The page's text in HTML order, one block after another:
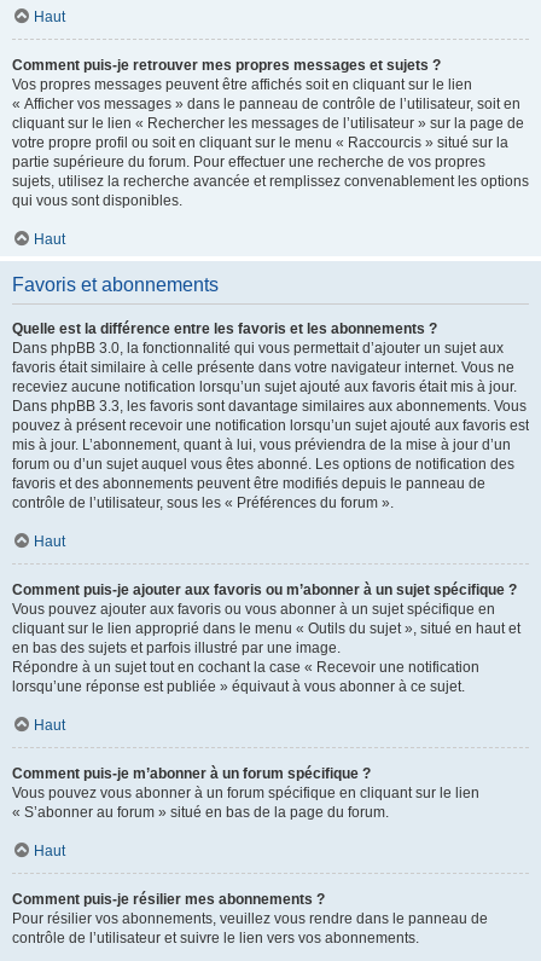
Haut
Comment puis-je retrouver mes propres messages et sujets ?
Vos propres messages peuvent être affichés soit en cliquant sur le lien
« Afficher vos messages » dans le panneau de contrôle de l’utilisateur, soit en
cliquant sur le lien « Rechercher les messages de l’utilisateur » sur la page de
votre propre profil ou soit en cliquant sur le menu « Raccourcis » situé sur la
partie supérieure du forum. Pour effectuer une recherche de vos propres
sujets, utilisez la recherche avancée et remplissez convenablement les options
qui vous sont disponibles.
Haut
Favoris et abonnements
Quelle est la différence entre les favoris et les abonnements ?
Dans phpBB 3.0, la fonctionnalité qui vous permettait d’ajouter un sujet aux
favoris était similaire à celle présente dans votre navigateur internet. Vous ne
receviez aucune notification lorsqu’un sujet ajouté aux favoris était mis à jour.
Dans phpBB 3.3, les favoris sont davantage similaires aux abonnements. Vous
pouvez à présent recevoir une notification lorsqu’un sujet ajouté aux favoris est
mis à jour. L’abonnement, quant à lui, vous préviendra de la mise à jour d’un
forum ou d’un sujet auquel vous êtes abonné. Les options de notification des
favoris et des abonnements peuvent être modifiés depuis le panneau de
contrôle de l’utilisateur, sous les « Préférences du forum ».
Haut
Comment puis-je ajouter aux favoris ou m’abonner à un sujet spécifique ?
Vous pouvez ajouter aux favoris ou vous abonner à un sujet spécifique en
cliquant sur le lien approprié dans le menu « Outils du sujet », situé en haut et
en bas des sujets et parfois illustré par une image.
Répondre à un sujet tout en cochant la case « Recevoir une notification
lorsqu’une réponse est publiée » équivaut à vous abonner à ce sujet.
Haut
Comment puis-je m’abonner à un forum spécifique ?
Vous pouvez vous abonner à un forum spécifique en cliquant sur le lien
« S’abonner au forum » situé en bas de la page du forum.
Haut
Comment puis-je résilier mes abonnements ?
Pour résilier vos abonnements, veuillez vous rendre dans le panneau de
contrôle de l’utilisateur et suivre le lien vers vos abonnements.